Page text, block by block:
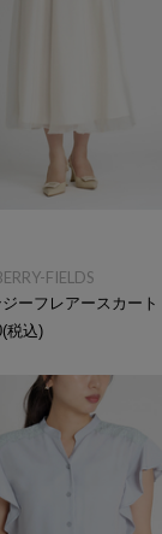
FIELDS
ーフレアースカート
(税込)